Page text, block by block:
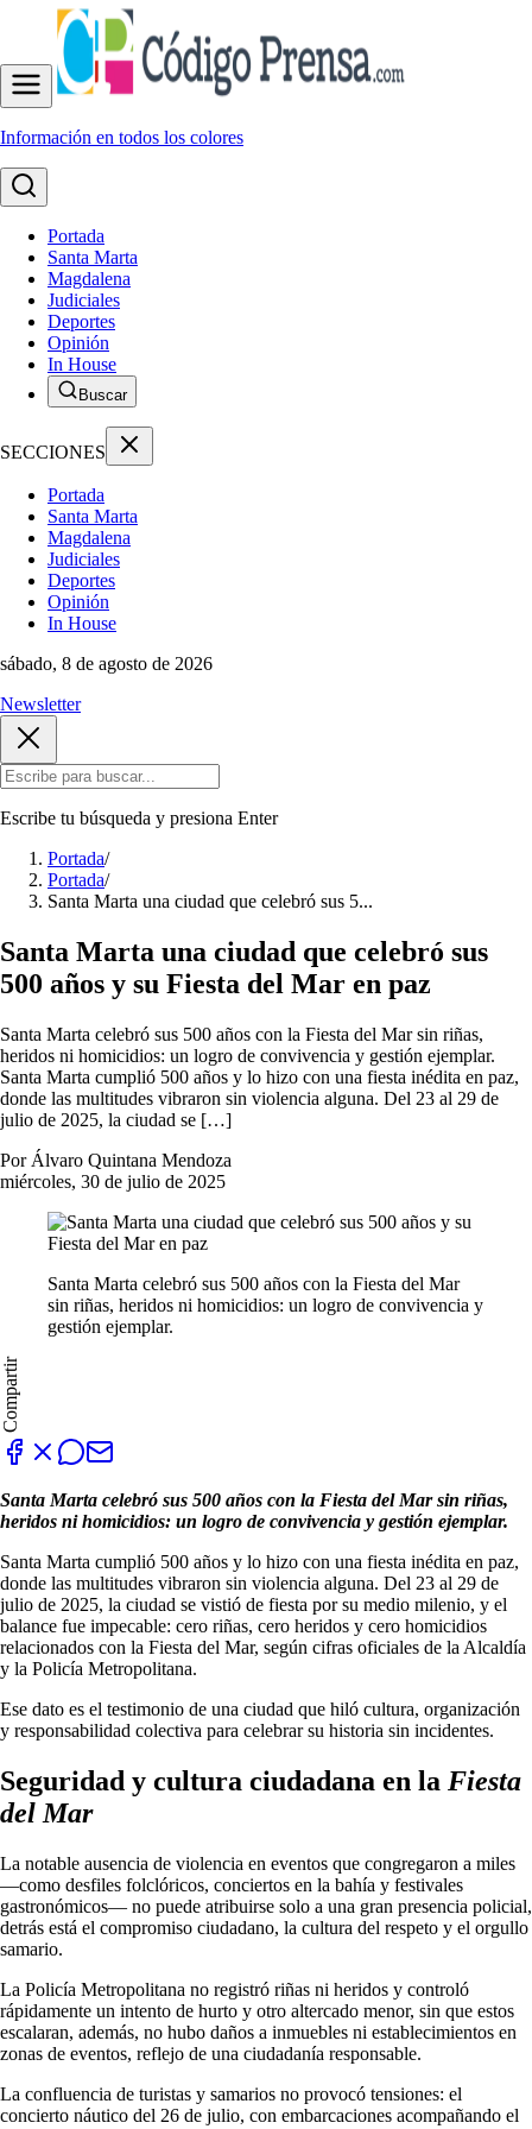
Información en todos los colores
Portada
Santa Marta
Magdalena
Judiciales
Deportes
Opinión
In House
Buscar
SECCIONES
Portada
Santa Marta
Magdalena
Judiciales
Deportes
Opinión
In House
sábado, 8 de agosto de 2026
Newsletter
Escribe tu búsqueda y presiona Enter
Portada/
Portada/
Santa Marta una ciudad que celebró sus 5...
Santa Marta una ciudad que celebró sus
500 años y su Fiesta del Mar en paz
Santa Marta celebró sus 500 años con la Fiesta del Mar sin riñas,
heridos ni homicidios: un logro de convivencia y gestión ejemplar.
Santa Marta cumplió 500 años y lo hizo con una fiesta inédita en paz,
donde las multitudes vibraron sin violencia alguna. Del 23 al 29 de
julio de 2025, la ciudad se […]
Por Álvaro Quintana Mendoza
miércoles, 30 de julio de 2025
Santa Marta celebró sus 500 años con la Fiesta del Mar
sin riñas, heridos ni homicidios: un logro de convivencia y
gestión ejemplar.
Compartir
Santa Marta celebró sus 500 años con la Fiesta del Mar sin riñas,
heridos ni homicidios: un logro de convivencia y gestión ejemplar.
Santa Marta cumplió 500 años y lo hizo con una fiesta inédita en paz,
donde las multitudes vibraron sin violencia alguna. Del 23 al 29 de
julio de 2025, la ciudad se vistió de fiesta por su medio milenio, y el
balance fue impecable: cero riñas, cero heridos y cero homicidios
relacionados con la Fiesta del Mar, según cifras oficiales de la Alcaldía
y la Policía Metropolitana.
Ese dato es el testimonio de una ciudad que hiló cultura, organización
y responsabilidad colectiva para celebrar su historia sin incidentes.
Seguridad y cultura ciudadana en la Fiesta
del Mar
La notable ausencia de violencia en eventos que congregaron a miles
—como desfiles folclóricos, conciertos en la bahía y festivales
gastronómicos— no puede atribuirse solo a una gran presencia policial,
detrás está el compromiso ciudadano, la cultura del respeto y el orgullo
samario.
La Policía Metropolitana no registró riñas ni heridos y controló
rápidamente un intento de hurto y otro altercado menor, sin que estos
escalaran, además, no hubo daños a inmuebles ni establecimientos en
zonas de eventos, reflejo de una ciudadanía responsable.
La confluencia de turistas y samarios no provocó tensiones: el
concierto náutico del 26 de julio, con embarcaciones acompañando el